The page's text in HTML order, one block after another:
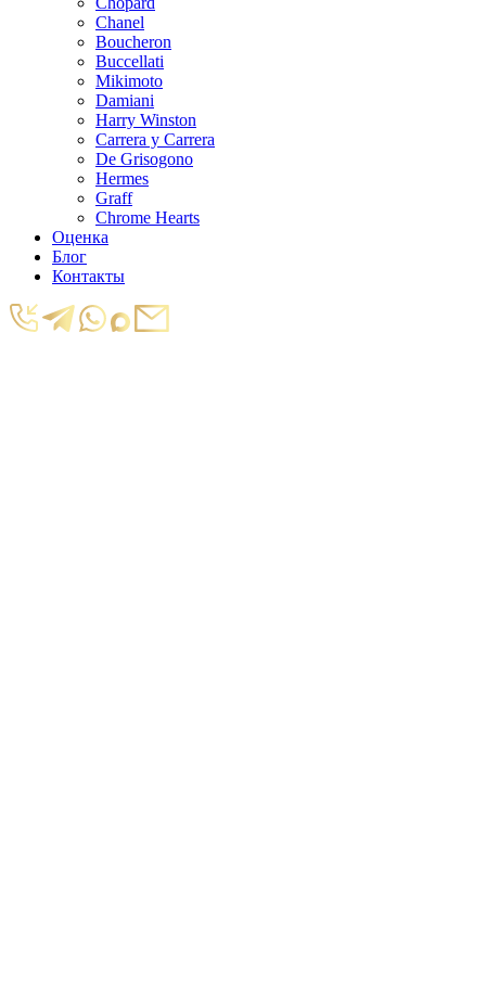
Chanel
Boucheron
Buccellati
Mikimoto
Damiani
Harry Winston
Carrera y Carrera
De Grisogono
Hermes
Graff
Chrome Hearts
Оценка
Блог
Контакты